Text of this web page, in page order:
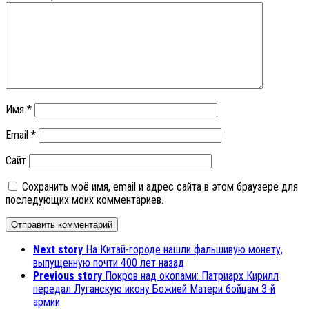
Имя *
Email *
Сайт
Сохранить моё имя, email и адрес сайта в этом браузере для
последующих моих комментариев.
Next story На Китай-городе нашли фальшивую монету,
выпущенную почти 400 лет назад
Previous story Покров над окопами: Патриарх Кирилл
передал Луганскую икону Божией Матери бойцам 3-й
армии